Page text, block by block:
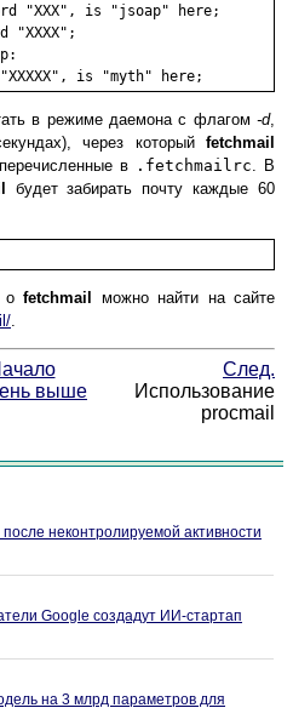
"XXX", is "jsoap" here;
"XXXX";
в режиме даемона с флагом-d,
через который fetchmail
в .fetchmailrc. В
будет забирать почту каждые 60
оfetchmail
можно найти на сайте
.
След.
выше
Использование
procmail
неконтролируемой активности
Google создадут ИИ-стартап
на 3 млрд параметров для